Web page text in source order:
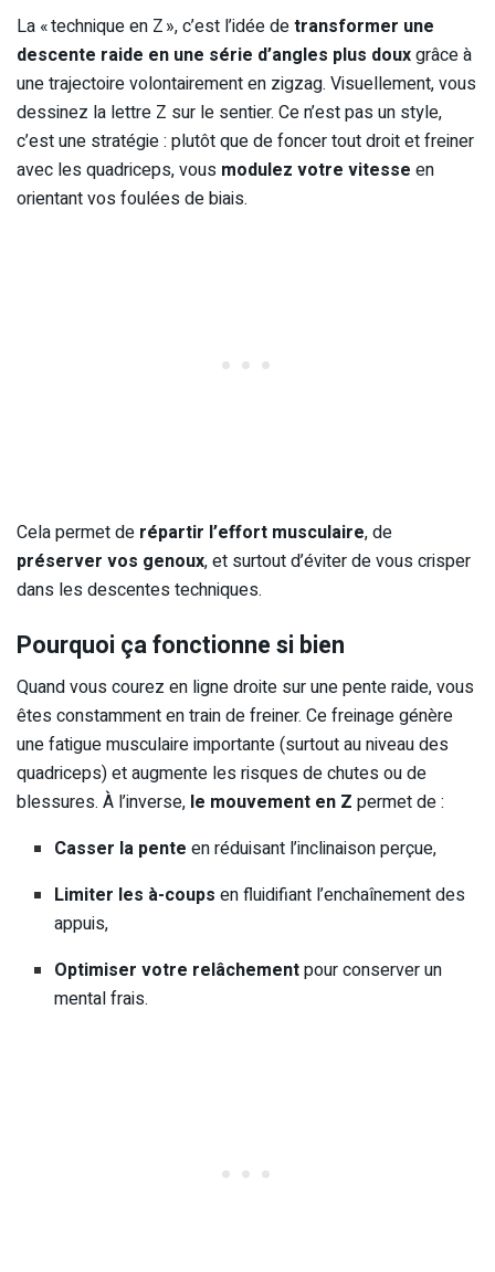
La « technique en Z », c’est l’idée detransformer une
descente raide en une série d’angles plus douxgrâce à
une trajectoire volontairement en zigzag. Visuellement, vous
dessinez la lettre Z sur le sentier. Ce n’est pas un style,
c’est une stratégie : plutôt que de foncer tout droit et freiner
avec les quadriceps, vous modulez votre vitesse en
orientant vos foulées de biais.
Cela permet de répartir l’effort musculaire, de
préserver vos genoux, et surtout d’éviter de vous crisper
dans les descentes techniques.
Pourquoi ça fonctionne si bien
Quand vous courez en ligne droite sur une pente raide, vous
êtes constamment en train de freiner. Ce freinage génère
une fatigue musculaire importante (surtout au niveau des
quadriceps) et augmente les risques de chutes ou de
blessures. À l’inverse, le mouvement en Z permet de :
Casser la pente en réduisant l’inclinaison perçue,
Limiter les à-coups en fluidifiant l’enchaînement des
appuis,
Optimiser votre relâchementpour conserver un
mental frais.